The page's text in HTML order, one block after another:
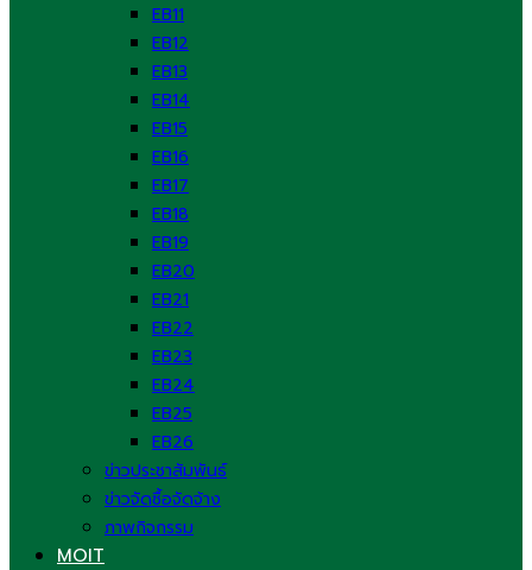
EB11
EB12
EB13
EB14
EB15
EB16
EB17
EB18
EB19
EB20
EB21
EB22
EB23
EB24
EB25
EB26
ข่าวประชาสัมพันธ์
ข่าวจัดซื้อจัดจ้าง
ภาพกิจกรรม
MOIT